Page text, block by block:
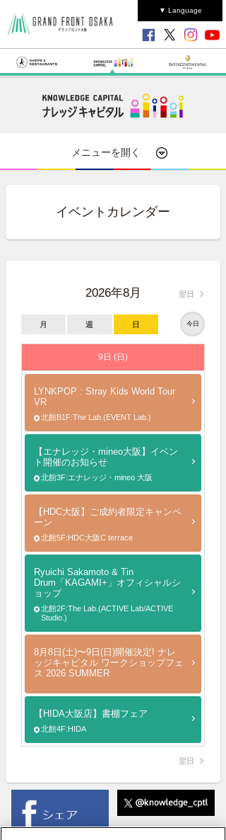
▼ Language
メニューを開く
イベントカレンダー
2026年8月 翌日
月 週 日 今日
9日 (日)
LYNKPOP : Stray Kids World Tour
VR
北館B1F:The Lab.(EVENT Lab.)
【エナレッジ・mineo大阪】イベン
ト開催のお知らせ
北館3F:エナレッジ・mineo 大阪
【HDC大阪】ご成約者限定キャンペ
ーン
北館5F:HDC大阪C terrace
Ryuichi Sakamoto & Tin
Drum「KAGAMI+」オフィシャルシ
ョップ
北館2F:The Lab.(ACTIVE Lab/ACTIVE
Studio.)
8月8日(土)〜9日(日)開催決定! ナレ
ッジキャピタル ワークショップフェ
ス 2026 SUMMER
【HIDA大阪店】書棚フェア
北館4F:HIDA
翌日